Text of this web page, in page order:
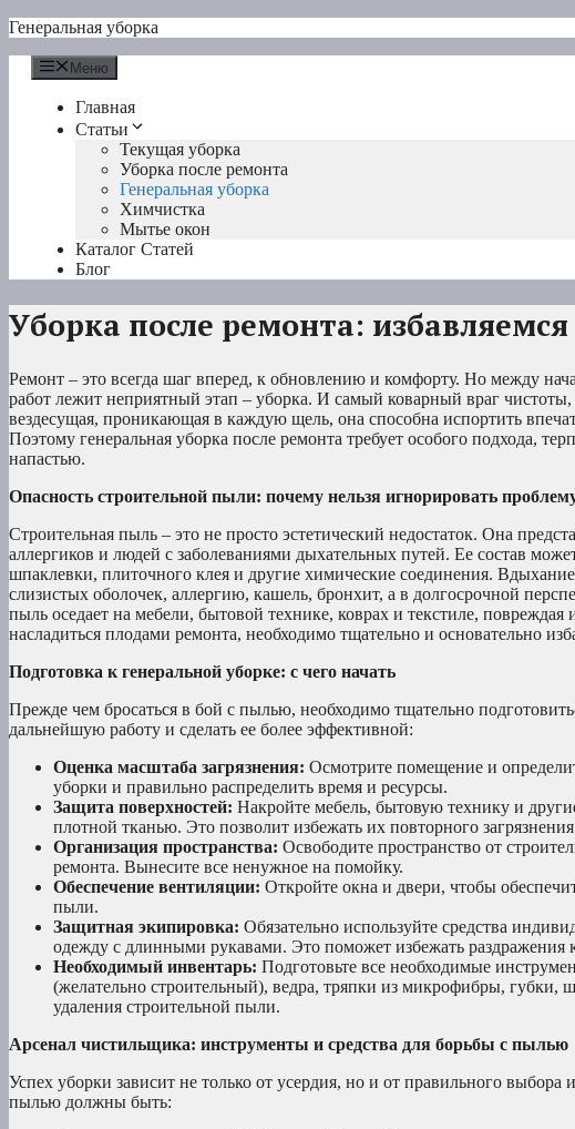
Перейти
содержимому
Генеральная уборка
Меню
Главная
Статьи
Текущая уборка
Уборка после ремонта
Генеральная уборка
Химчистка
Мытье окон
Каталог Статей
Блог
Уборка после ремонта:
Ремонт – это всегда шаг вперед, к обновлению и комфорту. Но между
работ лежит неприятный этап – уборка. И самый коварный враг
вездесущая, проникающая в каждую щель, она способна испортить
Поэтому генеральная уборка после ремонта требует особого подхода,
напастью.
Опасность строительной пыли: почему нельзя игнорировать
Строительная пыль – это не просто эстетический недостаток. Она
аллергиков и людей с заболеваниями дыхательных путей. Ее состав
шпаклевки, плиточного клея и другие химические соединения.
слизистых оболочек, аллергию, кашель, бронхит, а в долгосрочной
пыль оседает на мебели, бытовой технике, коврах и текстиле,
насладиться плодами ремонта, необходимо тщательно и основательно
Подготовка к генеральной уборке: с чего начать
Прежде чем бросаться в бой с пылью, необходимо тщательно
дальнейшую работу и сделать ее более эффективной:
Оценка масштаба загрязнения: Осмотрите помещение и
уборки и правильно распределить время и ресурсы.
Защита поверхностей: Накройте мебель, бытовую технику и
плотной тканью. Это позволит избежать их повторного
Организация пространства: Освободите пространство от
ремонта. Вынесите все ненужное на помойку.
Обеспечение вентиляции: Откройте окна и двери, чтобы
пыли.
Защитная экипировка: Обязательно используйте средства
одежду с длинными рукавами. Это поможет избежать раздражения
Необходимый инвентарь: Подготовьте все необходимые
(желательно строительный), ведра, тряпки из микрофибры, губки,
удаления строительной пыли.
Арсенал чистильщика: инструменты и средства для борьбы с пылью
Успех уборки зависит не только от усердия, но и от правильного
пылью должны быть: